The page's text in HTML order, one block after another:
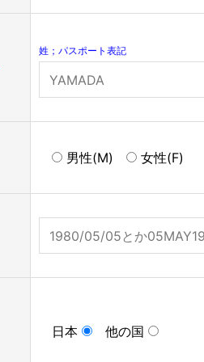
姓；パスポート表記
男性(M) 女性(F)
日本 他の国